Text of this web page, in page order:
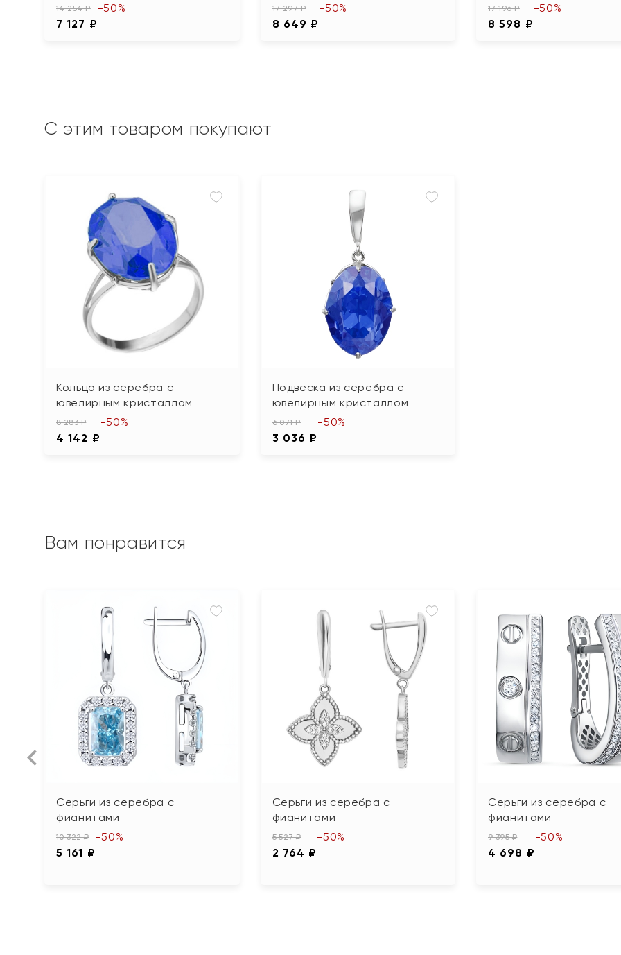
14 254 ₽
7 127 ₽
-50% 17 297 ₽
8 649 ₽
-50% 17 196 ₽
8 598 ₽
-50%
С этим товаром покупают
Кольцо из серебра с
ювелирным кристаллом
8 283 ₽
4 142 ₽
-50%
Подвеска из серебра с
ювелирным кристаллом
6 071 ₽
3 036 ₽
-50%
Вам понравится
Серьги из серебра с
фианитами
10 322 ₽
5 161 ₽
-50%
Серьги из серебра с
фианитами
5 527 ₽
2 764 ₽
-50%
Серьги из серебра с
фианитами
9 395 ₽
4 698 ₽
-50%